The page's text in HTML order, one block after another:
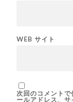
WEB サイト
次回のコメント
ールアドレス、サ